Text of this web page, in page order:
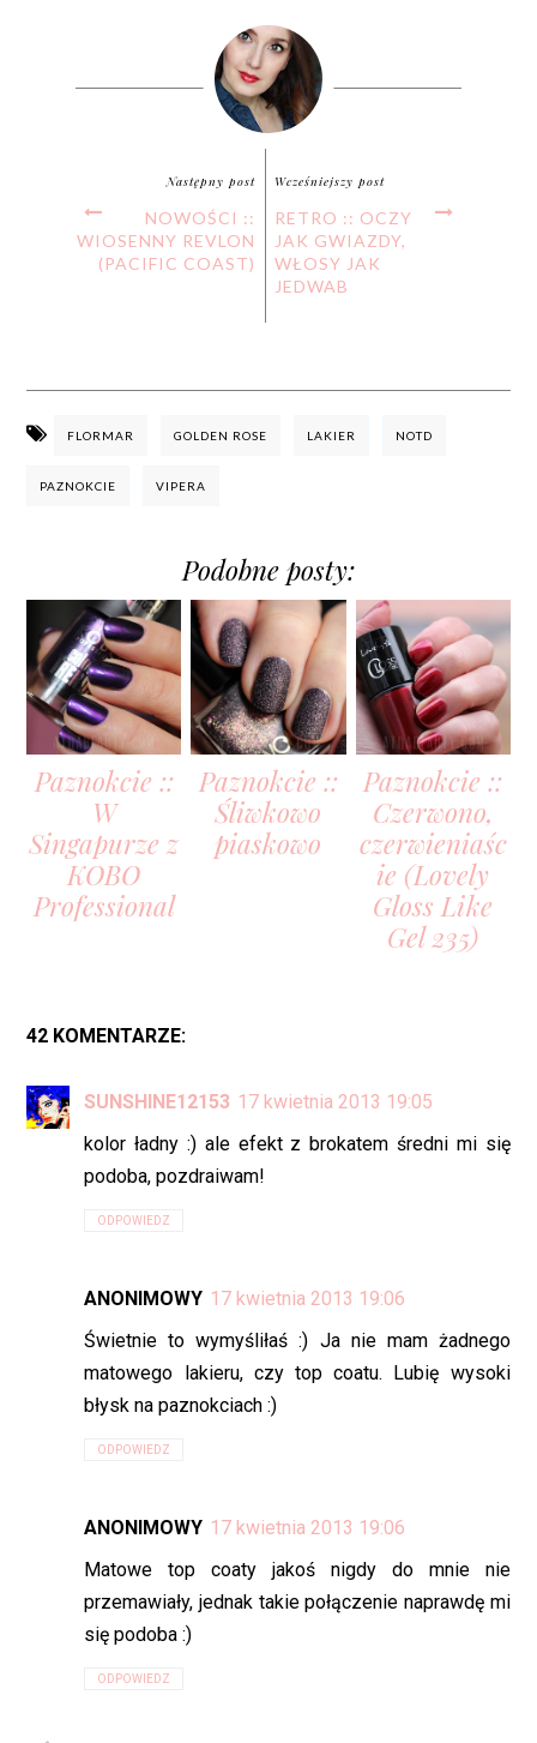
Następny post
NOWOŚCI ::
WIOSENNY REVLON
(PACIFIC COAST)
Wcześniejszy post
RETRO :: OCZY
JAK GWIAZDY,
WŁOSY JAK
JEDWAB
FLORMAR GOLDEN ROSE LAKIER NOTD
PAZNOKCIE VIPERA
Podobne posty:
Paznokcie ::
W
Singapurze z
KOBO
Professional
Paznokcie ::
Śliwkowo
piaskowo
Paznokcie ::
Czerwono,
czerwieniaśc
ie (Lovely
Gloss Like
Gel 235)
42 KOMENTARZE:
SUNSHINE12153 17 kwietnia 2013 19:05
kolor ładny :) ale efekt z brokatem średni mi się
podoba, pozdraiwam!
ODPOWIEDZ
ANONIMOWY 17 kwietnia 2013 19:06
Świetnie to wymyśliłaś :) Ja nie mam żadnego
matowego lakieru, czy top coatu. Lubię wysoki
błysk na paznokciach :)
ODPOWIEDZ
ANONIMOWY 17 kwietnia 2013 19:06
Matowe top coaty jakoś nigdy do mnie nie
przemawiały, jednak takie połączenie naprawdę mi
się podoba :)
ODPOWIEDZ